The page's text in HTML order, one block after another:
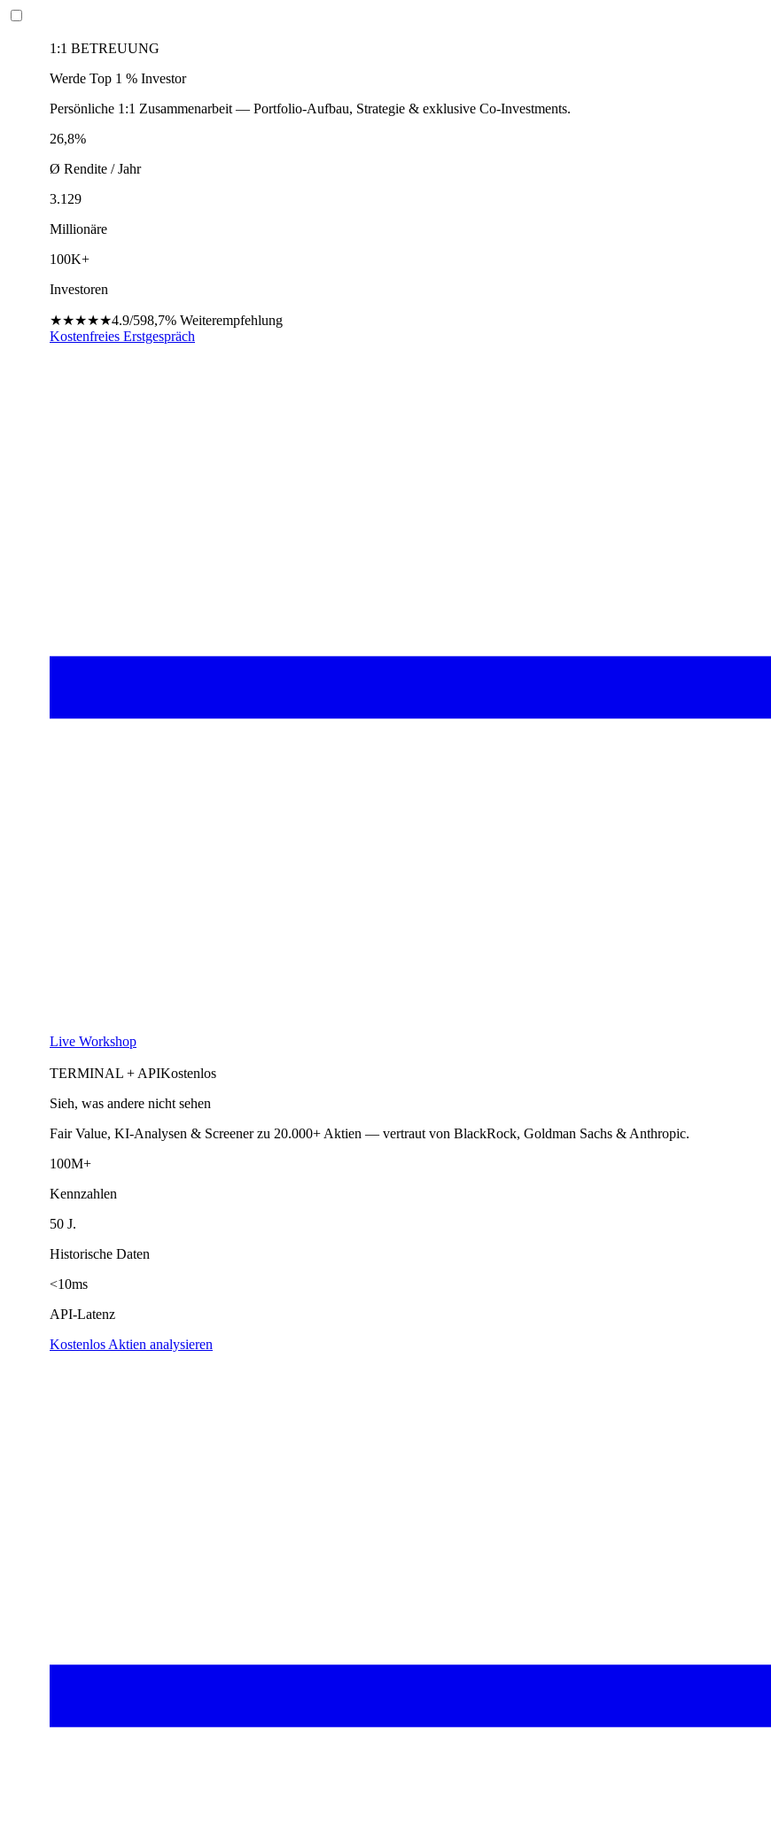
1:1 BETREUUNG
Werde Top 1 % Investor
Persönliche 1:1 Zusammenarbeit — Portfolio-Aufbau, Strategie & exklusive Co-Investments.
26,8%
Ø Rendite / Jahr
3.129
Millionäre
100K+
Investoren
★★★★★4.9/598,7% Weiterempfehlung
Kostenfreies Erstgespräch
Live Workshop
TERMINAL + APIKostenlos
Sieh, was andere nicht sehen
Fair Value, KI-Analysen & Screener zu 20.000+ Aktien — vertraut von BlackRock, Goldman Sachs & Anthropic.
100M+
Kennzahlen
50 J.
Historische Daten
<10ms
API-Latenz
Kostenlos Aktien analysieren